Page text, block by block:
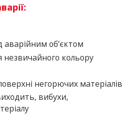
аварійним об’єктом
незвичайного кольору
негорючих матеріалів
вибухи,